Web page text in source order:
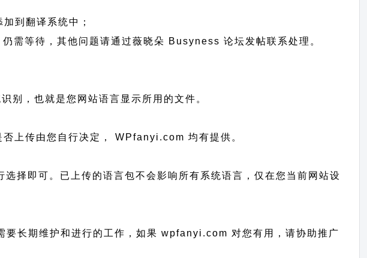
到翻译系统中；
需等待，其他问题请通过薇晓朵 Busyness 论坛发帖联系处理。
，也就是您网站语言显示所用的文件。
上传由您自行决定， WPfanyi.com 均有提供。
择即可。已上传的语言包不会影响所有系统语言，仅在您当前网站设
要长期维护和进行的工作，如果 wpfanyi.com 对您有用，请协助推广